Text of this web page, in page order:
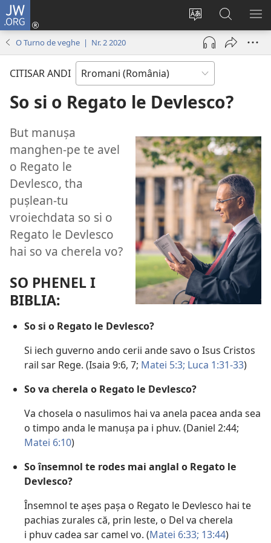
JW.ORG
Paruv
şib
le
site-
Loghisao-
tu
(opens
window)
Rode
po
JW.ORG
O Turno de veghe | Nr. 2 2020
CITISAR ANDI
So si o Regato le Devlesco?
But manușa
manghen-pe te avel
o Regato le
Devlesco, tha
pușlean-tu
vroiechdata so si o
Regato le Devlesco
hai so va cherela vo?
SO PHENEL I
BIBLIA:
So si o Regato le Devlesco?
Si iech guverno ando cerii ande savo o Isus Cristos
rail sar Rege. (Isaia 9:6, 7; Matei 5:3; Luca 1:31-33)
So va cherela o Regato le Devlesco?
Va chosela o nasulimos hai va anela pacea anda sea
o timpo anda le manușa pa i phuv. (Daniel 2:44;
Matei 6:10)
So însemnol te rodes mai anglal o Regato le
Devlesco?
Însemnol te așes pașa o Regato le Devlesco hai te
pachias zurales că, prin leste, o Del va cherela
i phuv cadea sar camel vo. (Matei 6:33; 13:44)